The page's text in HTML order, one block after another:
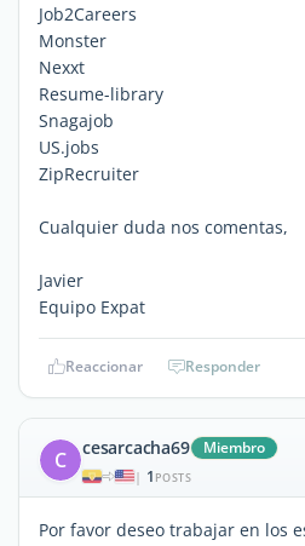
Job2Careers
Monster
Nexxt
Resume-library
Snagajob
US.jobs
ZipRecruiter
Cualquier duda nos comentas,
Javier
Equipo Expat
Reaccionar Responder
C cesarcacha69 Miembro
| 1 POSTS
Por favor deseo trabajar en los